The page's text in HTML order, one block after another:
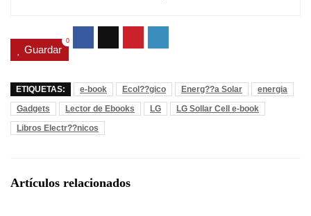
Guardar
0
ETIQUETAS: e-book Ecol??gico Energ??a Solar
energia
Gadgets
Lector de Ebooks LG
LG Sollar Cell e-book
Libros Electr??nicos
Artículos relacionados